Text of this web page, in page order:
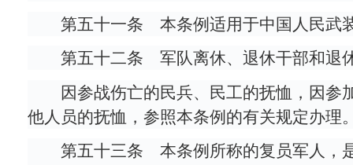
第五十一条 本条例适用于中国人民武
第五十二条 军队离休、退休干部和退
因参战伤亡的民兵、民工的抚恤，因
他人员的抚恤，参照本条例的有关规定办理
第五十三条 本条例所称的复员军人，